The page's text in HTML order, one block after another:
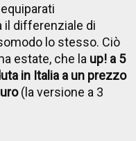
il differenziale di
lo stesso. Ciò
estate, che la up! a 5
in Italia a un prezzo
(la versione a 3